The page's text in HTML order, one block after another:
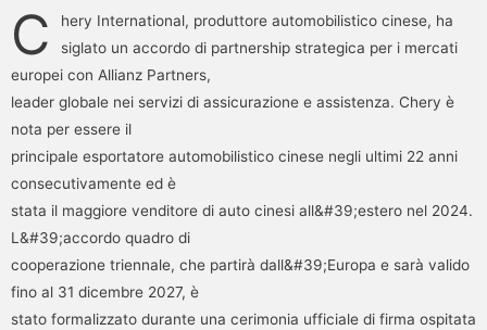
C
hery International, produttore automobilistico cinese, ha
siglato un accordo di partnership strategica per i mercati
europei con Allianz Partners,
leader globale nei servizi di assicurazione e assistenza. Chery è
nota per essere il
principale esportatore automobilistico cinese negli ultimi 22 anni
consecutivamente ed è
stata il maggiore venditore di auto cinesi all&#39;estero nel 2024.
L&#39;accordo quadro di
cooperazione triennale, che partirà dall&#39;Europa e sarà valido
fino al 31 dicembre 2027, è
stato formalizzato durante una cerimonia ufficiale di firma ospitata